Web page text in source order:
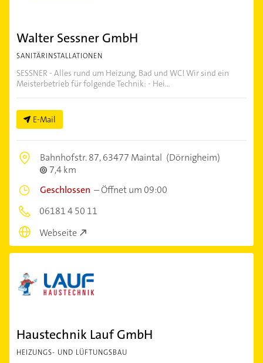
Walter Sessner GmbH
SANITÄRINSTALLATIONEN
SESSNER - Alles rund um Heizung, Bad und WC! Wir sind ein
Meisterbetrieb für folgende Technik: - Hei...
E-Mail
Bahnhofstr. 87,63477 Maintal (Dörnigheim)
7,4 km
Geschlossen –Öffnet um 09:00
06181 4 50 11
Webseite
Haustechnik Lauf GmbH
HEIZUNGS- UND LÜFTUNGSBAU